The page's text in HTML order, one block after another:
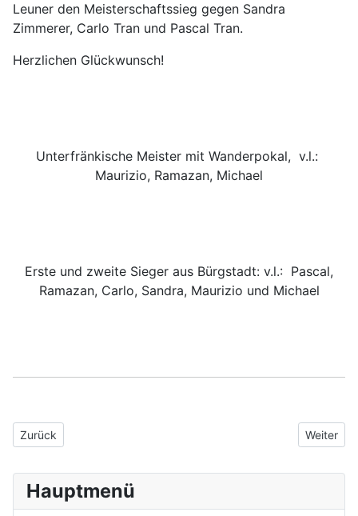
Leuner den Meisterschaftssieg gegen Sandra
Zimmerer, Carlo Tran und Pascal Tran.
Herzlichen Glückwunsch!
Unterfränkische Meister mit Wanderpokal, v.l.:
Maurizio, Ramazan, Michael
Erste und zweite Sieger aus Bürgstadt: v.l.: Pascal,
Ramazan, Carlo, Sandra, Maurizio und Michael
Vorheriger Beitrag: Bürgstadter BKB Landesliga Nord und
Zurück Nächster
Weiter
Hauptmenü